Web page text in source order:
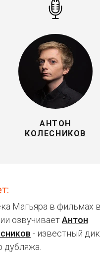
АНТОН
КОЛЕСНИКОВ
Магьяра в фильмах в
озвучиваетАнтон
- известный
дубляжа.